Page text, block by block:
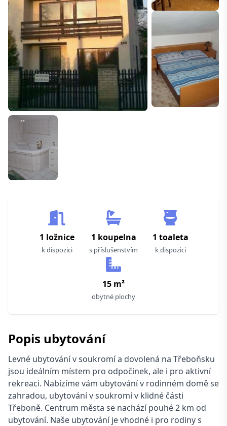
1 ložnice
k dispozici
1 koupelna
s příslušenstvím
1 toaleta
k dispozici
15 m²
obytné plochy
Popis ubytování
Levné ubytování v soukromí a dovolená na Třeboňsku
jsou ideálním místem pro odpočinek, ale i pro aktivní
rekreaci. Nabízíme vám ubytování v rodinném domě se
zahradou, ubytování v soukromí v klidné části
Třeboně. Centrum města se nachází pouhé 2 km od
ubytování. Naše ubytování je vhodné i pro rodiny s